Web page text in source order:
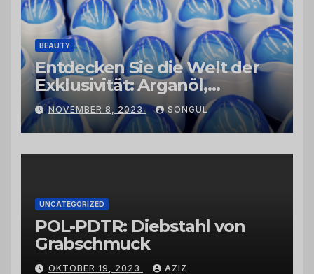
BEAUTY
Entdecken Sie die Welt der
Exklusivität: Arganöl,
Kaktusfeigenkernöl und
Schwarzkümmelöl von
vertrauenswürdigen
Großhändlern und Anbietern
NOVEMBER 8, 2023 SONGUL
UNCATEGORIZED
POL-PDTR: Diebstahl von
Grabschmuck
OKTOBER 19, 2023 AZIZ